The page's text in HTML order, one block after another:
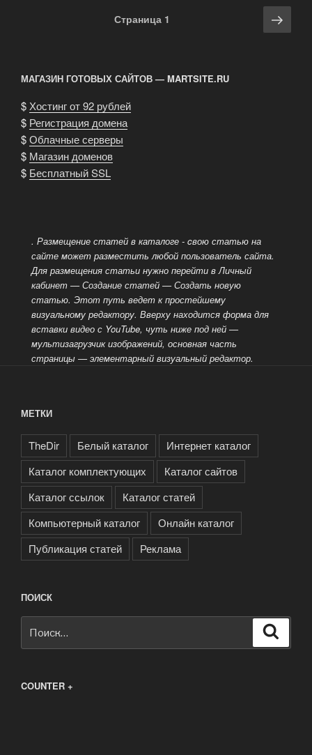
Страница 1
МАГАЗИН ГОТОВЫХ САЙТОВ — MARTSITE.RU
$ Хостинг от 92 рублей
$ Регистрация домена
$Облачные серверы
$ Магазин доменов
$ Бесплатный SSL
. Размещение статей в каталоге - cвою статью на
сайте может разместить любой пользователь сайта.
Для размещения статьи нужно перейти в Личный
кабинет — Создание статей — Создать новую
статью. Этот путь ведет к простейшему
визуальному редактору. Вверху находится форма для
вставки видео с YouTube, чуть ниже под ней —
мультизагрузчик изображений, основная часть
страницы — элементарный визуальный редактор.
МЕТКИ
TheDir Белый каталог
Интернет каталог
Каталог комплектующих
Каталог сайтов
Каталог ссылок
Каталог статей
Компьютерный каталог
Онлайн каталог
Публикация статей
Реклама
ПОИСК
COUNTER +